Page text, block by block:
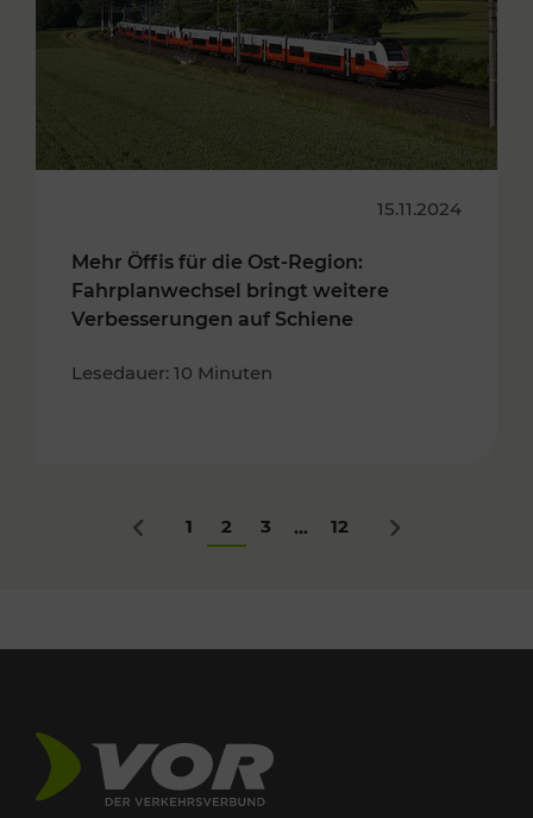
15.11.2024
Mehr Öffis für die Ost-Region:
Fahrplanwechsel bringt weitere
Verbesserungen auf Schiene
Lesedauer: 10 Minuten
Zurück
1 2 3 ... 12 Nächstes